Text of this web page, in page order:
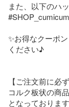
また、以下のハ
✨お得なクーポ
ください♪
【ご注文前に必
コルク板状の商
となっております